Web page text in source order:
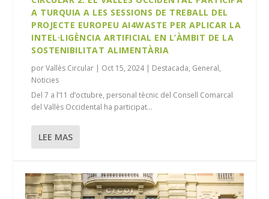
A TURQUIA A LES SESSIONS DE TREBALL DEL
PROJECTE EUROPEU AI4WASTE PER APLICAR LA
INTEL·LIGÈNCIA ARTIFICIAL EN L’ÀMBIT DE LA
SOSTENIBILITAT ALIMENTÀRIA
porVallès Circular | Oct 15, 2024| Destacada, General,
Noticies
Del 7 a l’11 d’octubre, personal tècnic del Consell Comarcal
del Vallès Occidental ha participat...
LEE MAS